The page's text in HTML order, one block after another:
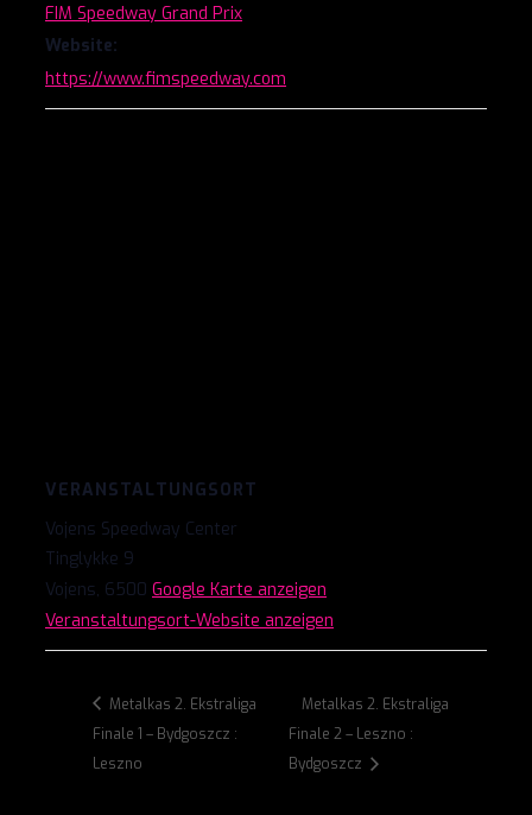
FIM Speedway Grand Prix
Website:
https://www.fimspeedway.com
VERANSTALTUNGSORT
Vojens Speedway Center
Tinglykke 9
Vojens, 6500 Google Karte anzeigen
Veranstaltungsort-Website anzeigen
Metalkas 2. Ekstraliga
Finale 1 – Bydgoszcz :
Leszno
Metalkas 2. Ekstraliga
Finale 2 – Leszno :
Bydgoszcz